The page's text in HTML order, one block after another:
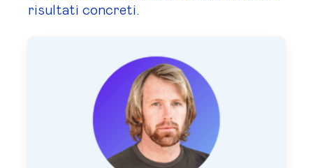
risultati concreti.